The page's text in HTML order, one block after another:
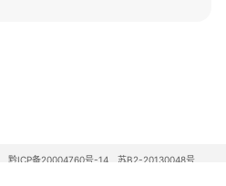
黔ICP备20004760号-14
苏B2-20130048号